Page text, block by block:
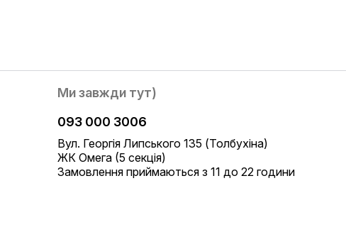
Ми завжди тут)
093 000 3006
Вул. Георгія Липського 135 (Толбухіна)
ЖК Омега (5 секція)
Замовлення приймаються з 11 до 22 години